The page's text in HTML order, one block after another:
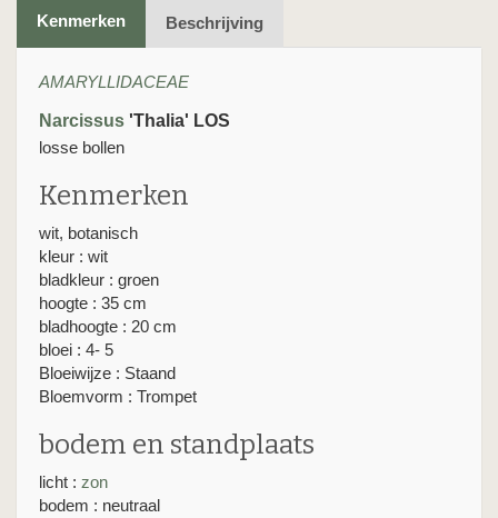
Kenmerken Beschrijving
AMARYLLIDACEAE
Narcissus 'Thalia' LOS
losse bollen
Kenmerken
wit, botanisch
kleur : wit
bladkleur : groen
hoogte : 35 cm
bladhoogte : 20 cm
bloei : 4- 5
Bloeiwijze : Staand
Bloemvorm : Trompet
bodem en standplaats
licht : zon
bodem : neutraal